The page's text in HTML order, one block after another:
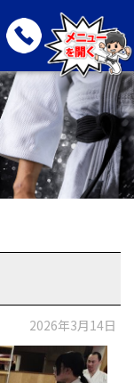
2026年3月14日